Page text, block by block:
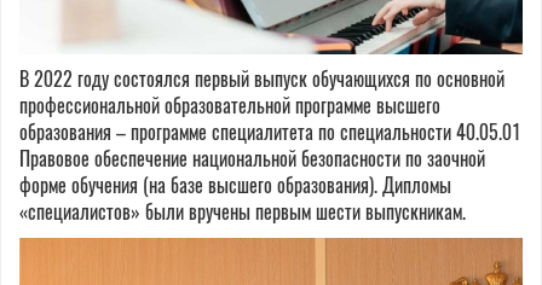
В 2022 году состоялся первый выпуск обучающихся по основной
профессиональной образовательной программе высшего
образования – программе специалитета по специальности 40.05.01
Правовое обеспечение национальной безопасности по заочной
форме обучения (на базе высшего образования). Дипломы
«специалистов» были вручены первым шести выпускникам.